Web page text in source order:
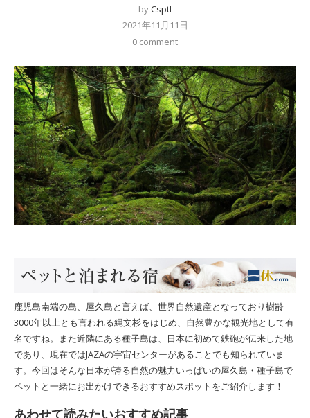
byCsptl
2021年11月11日
0 comment
鹿児島南端の島、屋久島と言えば、世界自然遺産となっており樹齢
3000年以上とも言われる縄文杉をはじめ、自然豊かな観光地として有
名ですね。また近隣にある種子島は、日本に初めて鉄砲が伝来した地
であり、現在ではJAZAの宇宙センターがあることでも知られていま
す。今回はそんな日本が誇る自然の魅力いっぱいの屋久島・種子島で
ペットと一緒にお出かけできるおすすめスポットをご紹介します！
あわせて読みたいおすすめ記事